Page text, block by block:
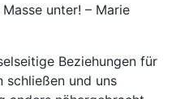
unter! – Marie
Beziehungen für
schließen und uns